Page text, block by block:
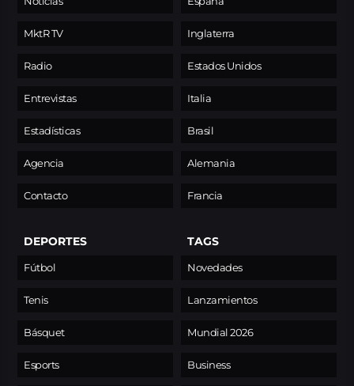
MktR TV
Radio
Entrevistas
Estadísticas
Agencia
Contacto
Inglaterra
Estados Unidos
Italia
Brasil
Alemania
Francia
DEPORTES
Fútbol
Tenis
Básquet
Esports
TAGS
Novedades
Lanzamientos
Mundial 2026
Business